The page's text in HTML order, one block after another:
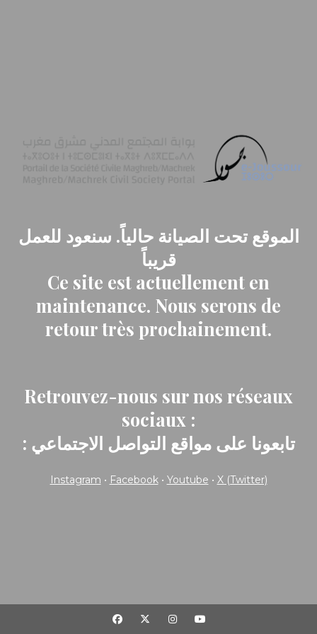
الموقع تحت الصيانة حالياً. سنعود للعمل
قريباً
Ce site est actuellement en
maintenance. Nous serons de
retour très prochainement.
Retrouvez-nous sur nos réseaux
sociaux :
: تابعونا على مواقع التواصل الاجتماعي
Instagram • Facebook• Youtube • X (Twitter)